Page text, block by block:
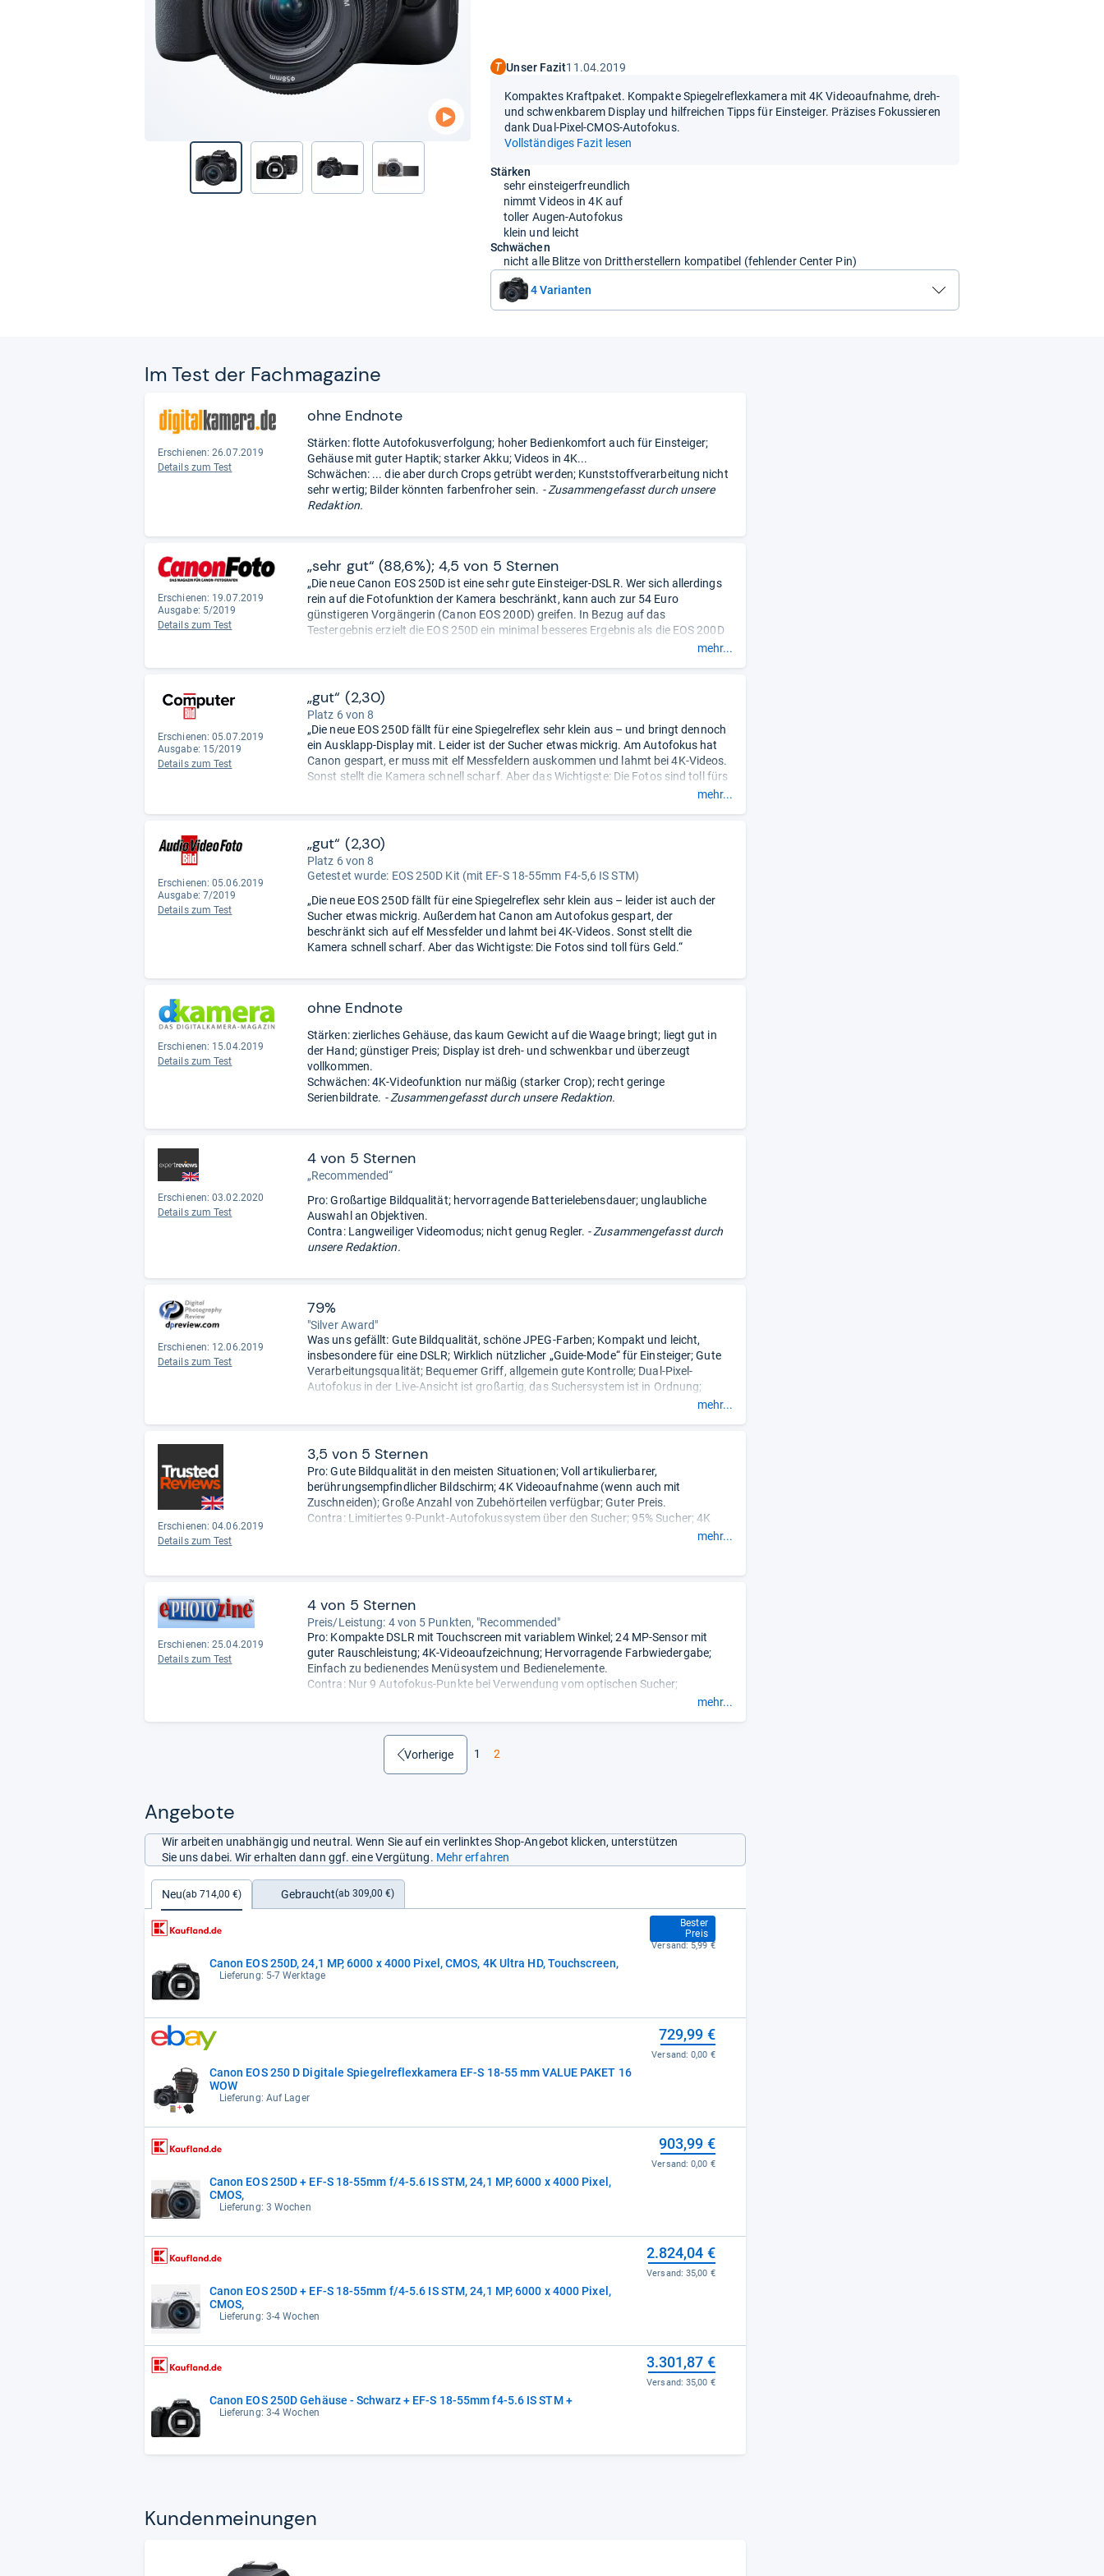
nächste
Unser Fazit11.04.2019
Kompaktes Kraftpaket. Kompakte Spiegelreflexkamera mit 4K Videoaufnahme, dreh-
und schwenkbarem Display und hilfreichen Tipps für Einsteiger. Präzises Fokussieren
dank Dual-Pixel-CMOS-Autofokus.
Vollständiges Fazit lesen
Stärken
sehr einsteigerfreundlich
nimmt Videos in 4K auf
toller Augen-Autofokus
klein und leicht
Schwächen
nicht alle Blitze von Drittherstellern kompatibel (fehlender Center Pin)
4 Varianten
Im Test der Fach­ma­ga­zine
Erschienen: 26.07.2019
Details zum Test
ohne Endnote
Stärken: flotte Autofokusverfolgung; hoher Bedienkomfort auch für Einsteiger;
Gehäuse mit guter Haptik; starker Akku; Videos in 4K...
Schwächen: ... die aber durch Crops getrübt werden; Kunststoffverarbeitung nicht
sehr wertig; Bilder könnten farbenfroher sein. - Zusammengefasst durch unsere
Redaktion.
Erschienen: 19.07.2019
Ausgabe: 5/2019
Details zum Test
„sehr gut“ (88,6%); 4,5 von 5 Sternen
„Die neue Canon EOS 250D ist eine sehr gute Einsteiger-DSLR. Wer sich allerdings
rein auf die Fotofunktion der Kamera beschränkt, kann auch zur 54 Euro
günstigeren Vorgängerin (Canon EOS 200D) greifen. In Bezug auf das
Testergebnis erzielt die EOS 250D ein minimal besseres Ergebnis als die EOS 200D
... Für das EOS-System spricht das riesige Objektivangebot von Canon und anderer
mehr...
Erschienen: 05.07.2019
Ausgabe: 15/2019
Details zum Test
„gut“ (2,30)
Platz 6 von 8
„Die neue EOS 250D fällt für eine Spiegelreflex sehr klein aus – und bringt dennoch
ein Ausklapp-Display mit. Leider ist der Sucher etwas mickrig. Am Autofokus hat
Canon gespart, er muss mit elf Messfeldern auskommen und lahmt bei 4K-Videos.
Sonst stellt die Kamera schnell scharf. Aber das Wichtigste: Die Fotos sind toll fürs
mehr...
Erschienen: 05.06.2019
Ausgabe: 7/2019
Details zum Test
„gut“ (2,30)
Platz 6 von 8
Getestet wurde: EOS 250D Kit (mit EF-S 18-55mm F4-5,6 IS STM)
„Die neue EOS 250D fällt für eine Spiegelreflex sehr klein aus – leider ist auch der
Sucher etwas mickrig. Außerdem hat Canon am Autofokus gespart, der
beschränkt sich auf elf Messfelder und lahmt bei 4K-Videos. Sonst stellt die
Kamera schnell scharf. Aber das Wichtigste: Die Fotos sind toll fürs Geld.“
Erschienen: 15.04.2019
Details zum Test
ohne Endnote
Stärken: zierliches Gehäuse, das kaum Gewicht auf die Waage bringt; liegt gut in
der Hand; günstiger Preis; Display ist dreh- und schwenkbar und überzeugt
vollkommen.
Schwächen: 4K-Videofunktion nur mäßig (starker Crop); recht geringe
Serienbildrate. - Zusammengefasst durch unsere Redaktion.
Erschienen: 03.02.2020
Details zum Test
4 von 5 Sternen
„Recommended“
Pro: Großartige Bildqualität; hervorragende Batterielebensdauer; unglaubliche
Auswahl an Objektiven.
Contra: Langweiliger Videomodus; nicht genug Regler. - Zusammengefasst durch
unsere Redaktion.
Erschienen: 12.06.2019
Details zum Test
79%
"Silver Award"
Was uns gefällt: Gute Bildqualität, schöne JPEG-Farben; Kompakt und leicht,
insbesondere für eine DSLR; Wirklich nützlicher „Guide-Mode“ für Einsteiger; Gute
Verarbeitungsqualität; Bequemer Griff, allgemein gute Kontrolle; Dual-Pixel-
Autofokus in der Live-Ansicht ist großartig, das Suchersystem ist in Ordnung;
Akkulaufzeit ist nur „okay“ in der Live-Ansicht; Kein USB-Laden; Die Videoqualität
ist nicht beeindruckend; Keine in der Kamera RAW-Verarbeitung
...
- Zusammengefasst durch unsere Redaktion.
mehr...
Erschienen: 04.06.2019
Details zum Test
3,5 von 5 Sternen
Pro: Gute Bildqualität in den meisten Situationen; Voll artikulierbarer,
berührungsempfindlicher Bildschirm; 4K Videoaufnahme (wenn auch mit
Zuschneiden); Große Anzahl von Zubehörteilen verfügbar; Guter Preis.
Contra: Limitiertes 9-Punkt-Autofokussystem über den Sucher; 95% Sucher; 4K
mehr...
Erschienen: 25.04.2019
Details zum Test
4 von 5 Sternen
Preis/Leistung: 4 von 5 Punkten, "Recommended"
Pro: Kompakte DSLR mit Touchscreen mit variablem Winkel; 24 MP-Sensor mit
guter Rauschleistung; 4K-Videoaufzeichnung; Hervorragende Farbwiedergabe;
Einfach zu bedienendes Menüsystem und Bedienelemente.
Contra: Nur 9 Autofokus-Punkte bei Verwendung vom optischen Sucher;
- Zusammengefasst durch unsere Redaktion.
mehr...
zurückVorherige 1 2
Angebote
Wir arbeiten unabhängig und neutral. Wenn Sie auf ein verlinktes Shop-Angebot klicken, unterstützen
Sie uns dabei. Wir erhalten dann ggf. eine Vergütung. Mehr erfahren
Neu(ab 714,00 €) Gebraucht(ab 309,00 €)
Canon EOS 250D, 24,1 MP, 6000 x 4000 Pixel, CMOS, 4K Ultra HD, Touchscreen,
Lieferung: 5-7 Werktage
Bester
Preis
714,00 €
Versand: 5,99 €
Canon EOS 250 D Digitale Spiegelreflexkamera EF-S 18-55 mm VALUE PAKET 16
WOW
Lieferung: Auf Lager
729,99 €
Versand:0,00 €
Canon EOS 250D + EF-S 18-55mm f/4-5.6 IS STM, 24,1 MP, 6000 x 4000 Pixel,
CMOS,
Lieferung: 3 Wochen
903,99 €
Versand:0,00 €
Canon EOS 250D + EF-S 18-55mm f/4-5.6 IS STM, 24,1 MP, 6000 x 4000 Pixel,
CMOS,
Lieferung: 3-4 Wochen
2.824,04 €
Versand:35,00 €
Canon EOS 250D Gehäuse - Schwarz + EF-S 18-55mm f4-5.6 IS STM +
Lieferung: 3-4 Wochen
3.301,87 €
Versand:35,00 €
Kun­den­mei­nun­gen